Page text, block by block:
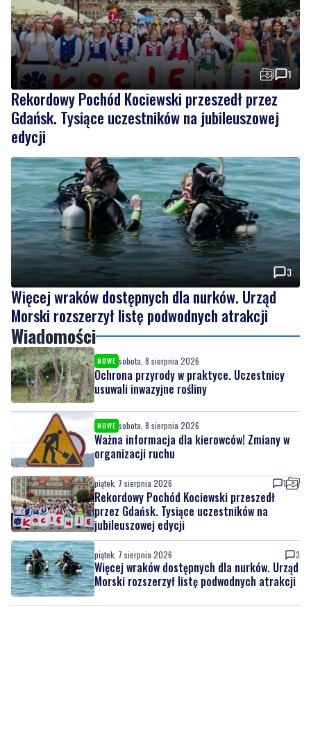
1
Rekordowy Pochód Kociewski przeszedł przez
Gdańsk. Tysiące uczestników na jubileuszowej
edycji
3
Więcej wraków dostępnych dla nurków. Urząd
Morski rozszerzył listę podwodnych atrakcji
Wiadomości
NOWE sobota, 8 sierpnia 2026
Ochrona przyrody w praktyce. Uczestnicy
usuwali inwazyjne rośliny
NOWE sobota, 8 sierpnia 2026
Ważna informacja dla kierowców! Zmiany w
piątek, 7 sierpnia 2026
Rekordowy Pochód Kociewski przeszedł
przez Gdańsk. Tysiące uczestników na
jubileuszowej edycji
piątek, 7 sierpnia 2026
Więcej wraków dostępnych dla nurków. Urząd
Morski rozszerzył listę podwodnych atrakcji